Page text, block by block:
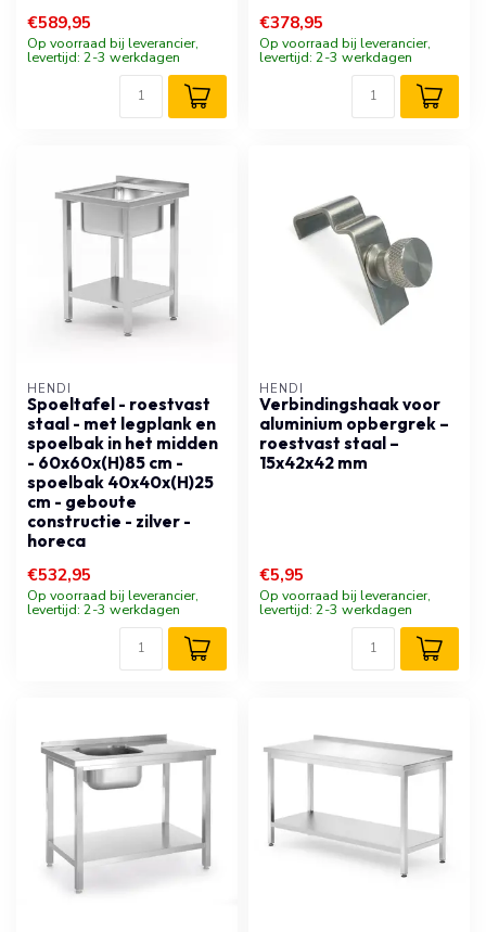
€589,95
Op voorraad bij leverancier,
levertijd: 2-3 werkdagen
€378,95
Op voorraad bij leverancier,
levertijd: 2-3 werkdagen
HENDI
Spoeltafel - roestvast
staal - met legplank en
spoelbak in het midden
- 60x60x(H)85 cm -
spoelbak 40x40x(H)25
cm - geboute
constructie - zilver -
horeca
€532,95
Op voorraad bij leverancier,
levertijd: 2-3 werkdagen
HENDI
Verbindingshaak voor
aluminium opbergrek –
roestvast staal –
15x42x42 mm
€5,95
Op voorraad bij leverancier,
levertijd: 2-3 werkdagen